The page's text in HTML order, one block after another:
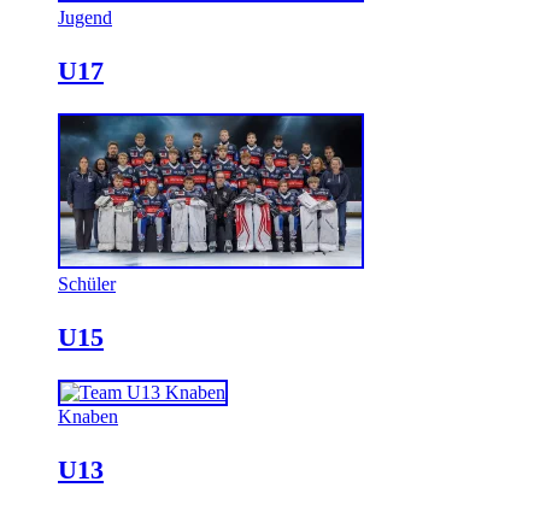
Jugend
U17
Schüler
U15
Knaben
U13